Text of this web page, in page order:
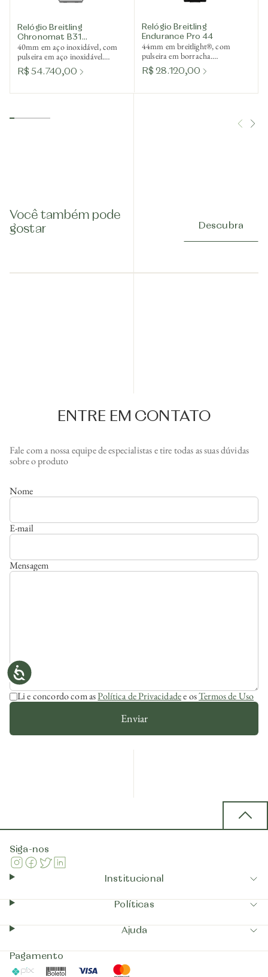
Relógio Breitling
Chronomat B31
Automatic 40
40mm em aço inoxidável, com
pulseira em aço inoxidável.
Mecânico de corda automática.
Ref. AB3114101C1A1
R$ 54.740,00
Relógio Breitling
Endurance Pro 44
44mm em breitlight®, com
pulseira em borracha.
SuperQuartz™
termocompensado. Ref.
R$ 28.120,00
Você também pode
gostar
Descubra
ENTRE EM CONTATO
Fale com a nossa equipe de especialistas e tire todas as suas dúvidas
sobre o produto
Nome
E-mail
Mensagem
Li e concordo com asPolítica de Privacidadee osTermos de Uso
Enviar
Siga-nos
Instagram
Facebook
Twitter
Institucional
Políticas
Ajuda
Pagamento
Pix Boleto Visa